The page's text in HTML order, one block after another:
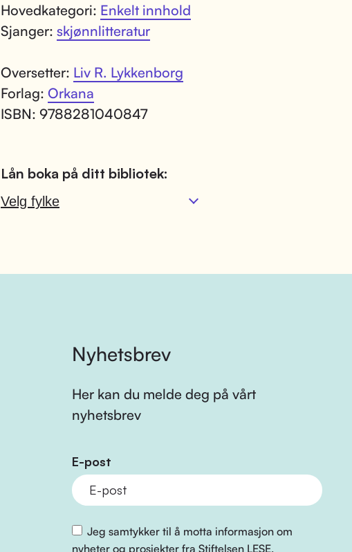
Hovedkategori: Enkelt innhold
Sjanger: skjønnlitteratur
Oversetter: Liv R. Lykkenborg
Forlag: Orkana
ISBN: 9788281040847
Lån boka på ditt bibliotek:
Velg fylke
Nyhetsbrev
Her kan du melde deg på vårt
nyhetsbrev
E-post
Jeg samtykker til å motta informasjon om
nyheter og prosjekter fra Stiftelsen LESE.